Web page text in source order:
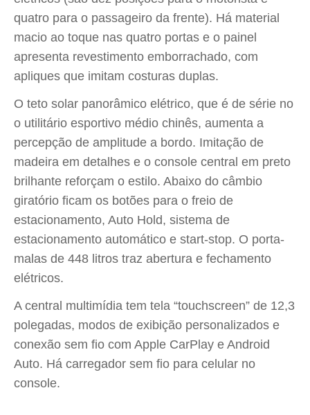
quatro para o passageiro da frente). Há material
macio ao toque nas quatro portas e o painel
apresenta revestimento emborrachado, com
apliques que imitam costuras duplas.
O teto solar panorâmico elétrico, que é de série no
o utilitário esportivo médio chinês, aumenta a
percepção de amplitude a bordo. Imitação de
madeira em detalhes e o console central em preto
brilhante reforçam o estilo. Abaixo do câmbio
giratório ficam os botões para o freio de
estacionamento, Auto Hold, sistema de
estacionamento automático e start-stop. O porta-
malas de 448 litros traz abertura e fechamento
elétricos.
A central multimídia tem tela “touchscreen” de 12,3
polegadas, modos de exibição personalizados e
conexão sem fio com Apple CarPlay e Android
Auto. Há carregador sem fio para celular no
console.